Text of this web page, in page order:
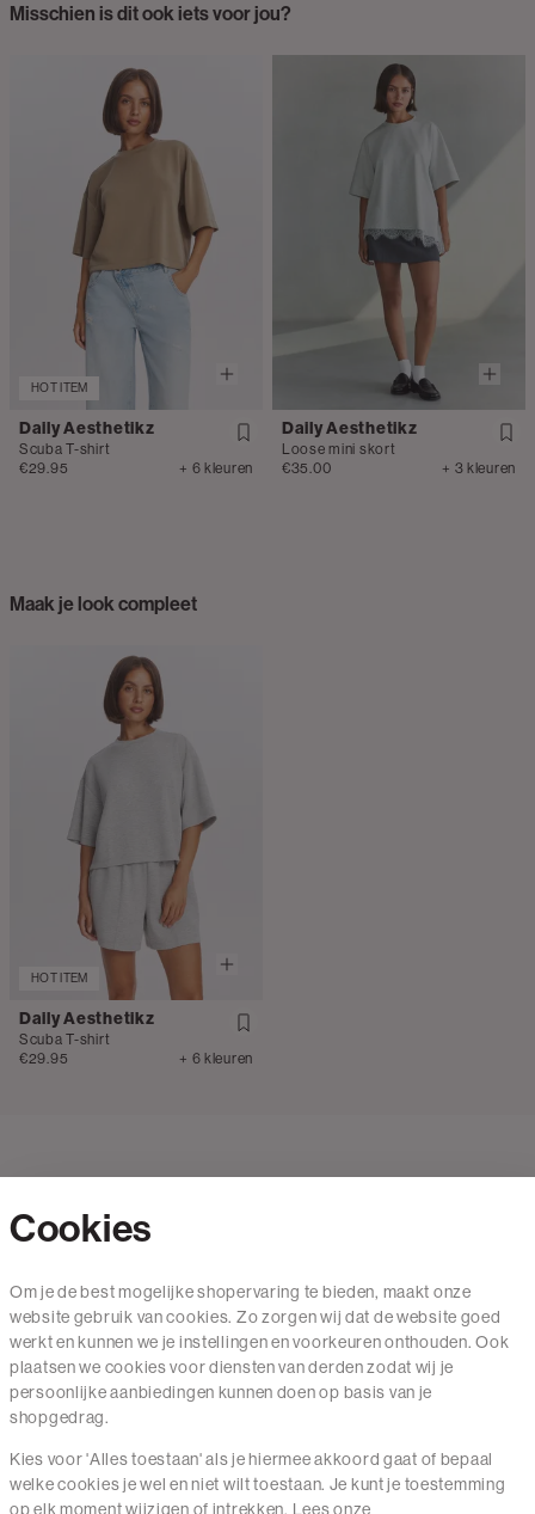
Misschien is dit ook iets voor jou?
HOT ITEM
Daily Aesthetikz
Scuba T-shirt
€29.95
+ 6 kleuren
Daily Aesthetikz
Loose mini skort
€35.00
+ 3 kleuren
Maak je look compleet
HOT ITEM
Daily Aesthetikz
Scuba T-shirt
€29.95
+ 6 kleuren
Mail ons
020 - 3412 650
Van maandag t/m vrijdag van 8.30 uur tot 18.00 uur.
Service
Cookies
Om je de best mogelijke shopervaring te bieden, maakt onze
website gebruik van cookies. Zo zorgen wij dat de website goed
werkt en kunnen we je instellingen en voorkeuren onthouden. Ook
plaatsen we cookies voor diensten van derden zodat wij je
persoonlijke aanbiedingen kunnen doen op basis van je
shopgedrag.
Kies voor 'Alles toestaan' als je hiermee akkoord gaat of bepaal
welke cookies je wel en niet wilt toestaan. Je kunt je toestemming
op elk moment wijzigen of intrekken. Lees onze